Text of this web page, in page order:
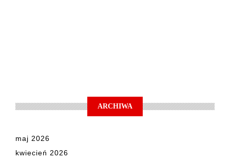
ARCHIWA
maj 2026
kwiecień 2026